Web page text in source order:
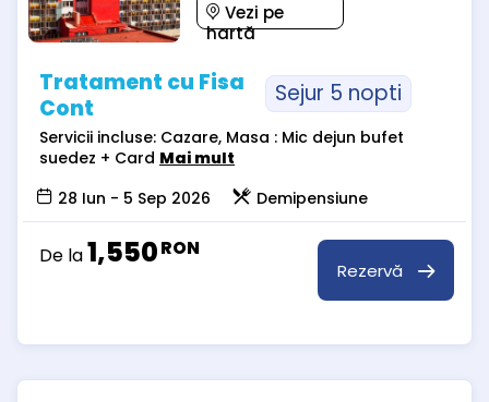
Vezi pe
hartă
Tratament cu Fisa
Cont
Sejur 5 nopti
Servicii incluse: Cazare, Masa : Mic dejun bufet
suedez + Card Mai mult
28 Iun - 5 Sep 2026
Demipensiune
De la1,550RON
Rezervă